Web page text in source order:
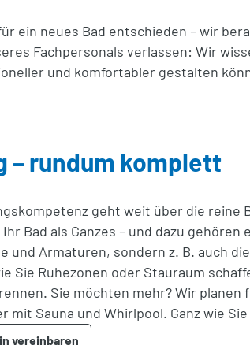
ein neues Bad entschieden – wir
Fachpersonals verlassen: Wir
und komfortabler gestalten
– rundum komplett
geht weit über die reine
Bad als Ganzes – und dazu gehören
und Armaturen, sondern z. B. auch
Sie Ruhezonen oder Stauraum
Sie möchten mehr? Wir planen
mit Sauna und Whirlpool. Ganz wie
vereinbaren